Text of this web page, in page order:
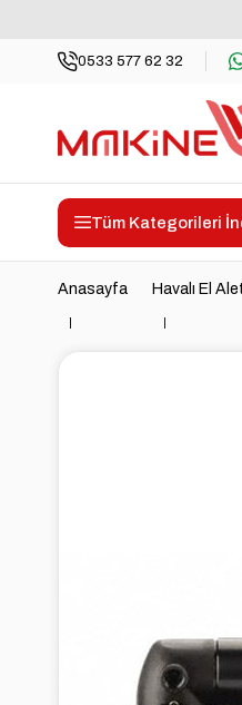
0533 577 62 32
Tüm Kategorileri
Anasayfa Havalı El